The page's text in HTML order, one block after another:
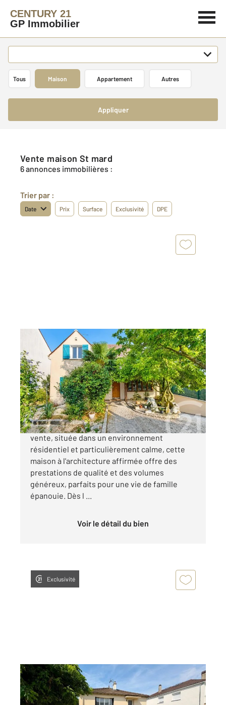
CENTURY 21
GP Immobilier
Tous Maison Appartement Autres
Appliquer
Vente maison St mard
6 annonces immobilières :
Trier par :
Date Prix Surface Exclusivité DPE
ST MARD 77
173 m2, 7 pièces
Ref : 8895
Maison à vendre
425 000 €
Century21 GP immobilier vous propose à la
vente, située dans un environnement
résidentiel et particulièrement calme, cette
maison à l'architecture affirmée offre des
prestations de qualité et des volumes
généreux, parfaits pour une vie de famille
épanouie. Dès l ...
Voir le détail du bien
Exclusivité
ST MARD 77
95 m 2, 4 pièces
Ref : 9105